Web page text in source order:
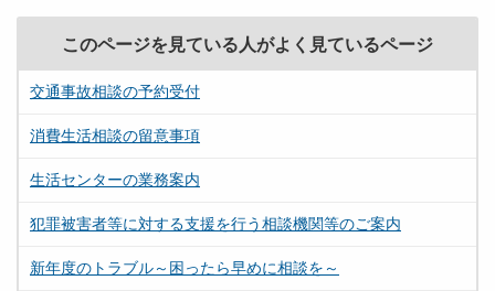
このページを見ている人がよく見ているページ
交通事故相談の予約受付
消費生活相談の留意事項
生活センターの業務案内
犯罪被害者等に対する支援を行う相談機関等のご案内
新年度のトラブル～困ったら早めに相談を～